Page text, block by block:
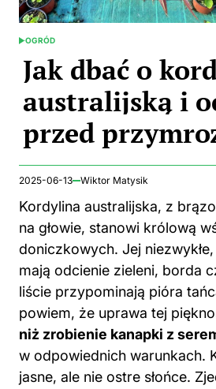
POSTED
OGRÓD
Jak dbać o
australijską i
przed
2025-06-13 Wiktor Matysik
Kordylina australijska, z
na głowie, stanowi królową
doniczkowych. Jej
mają odcienie zieleni, borda
liście przypominają pióra
powiem, że uprawa tej
niż zrobienie kanapki z
w odpowiednich warunkach.
jasne, ale nie ostre słońce.